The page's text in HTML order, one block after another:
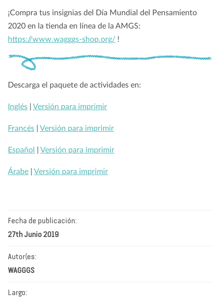
¡Compra tus insignias del Día Mundial del Pensamiento
2020 en la tienda en línea de la AMGS:
https://www.wagggs-shop.org/ !
Descarga el paquete de actividades en:
Inglés Versión para imprimir
Francés Versión para imprimir
Español Versión para imprimir
Árabe Versión para imprimir
Fecha de publicación:
27th Junio 2019
Autor(es:
WAGGGS
Largo: